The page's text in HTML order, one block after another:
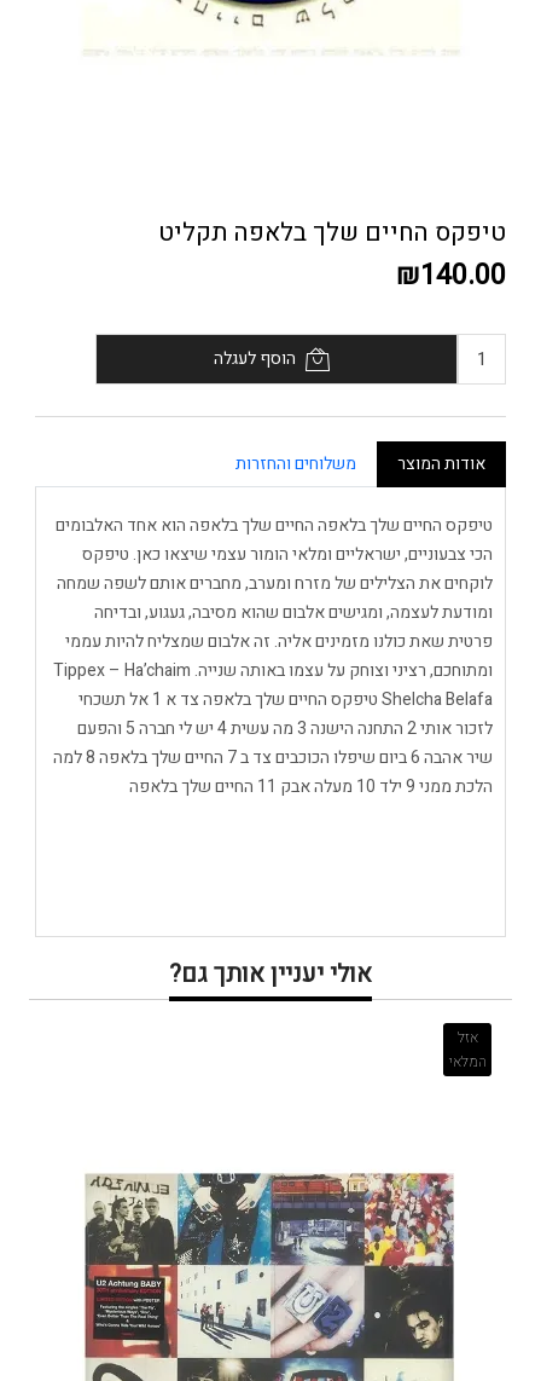
טיפקס החיים שלך בלאפה תקליט
₪140.00
הוסף לעגלה
אודות המוצר משלוחים והחזרות
טיפקס החיים שלך בלאפה החיים שלך בלאפה הוא אחד האלבומים
הכי צבעוניים, ישראליים ומלאי הומור עצמי שיצאו כאן. טיפקס
לוקחים את הצלילים של מזרח ומערב, מחברים אותם לשפה שמחה
ומודעת לעצמה, ומגישים אלבום שהוא מסיבה, געגוע, ובדיחה
פרטית שאת כולנו מזמינים אליה. זה אלבום שמצליח להיות עממי
ומתוחכם, רציני וצוחק על עצמו באותה שנייה. Tippex – Ha’chaim
Shelcha Belafa טיפקס החיים שלך בלאפה צד א 1 אל תשכחי
לזכור אותי 2 התחנה הישנה 3 מה עשית 4 יש לי חברה 5 והפעם
שיר אהבה 6 ביום שיפלו הכוכבים צד ב 7 החיים שלך בלאפה 8 למה
הלכת ממני 9 ילד 10 מעלה אבק 11 החיים שלך בלאפה
אולי יעניין אותך גם?
אזל
המלאי